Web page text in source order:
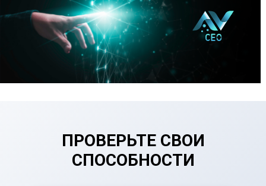
ПРОВЕРЬТЕ СВОИ
СПОСОБНОСТИ